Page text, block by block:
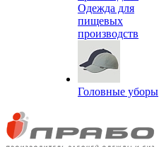
Одежда для
пищевых
производств
Головные уборы